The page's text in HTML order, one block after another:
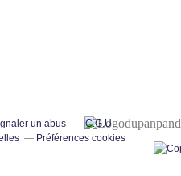
un abus
C.G.U.
Préférences cookies